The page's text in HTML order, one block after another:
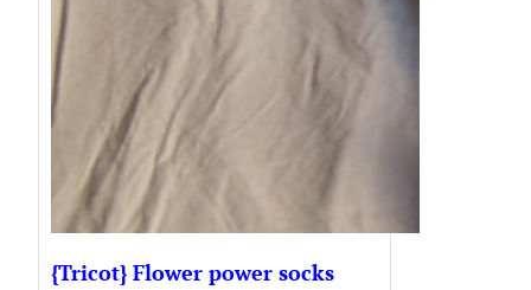
{Tricot} Flower power socks